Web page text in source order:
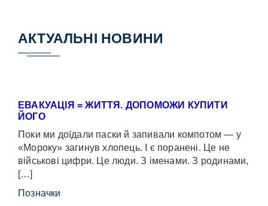
АКТУАЛЬНІ НОВИНИ
ЕВАКУАЦІЯ = ЖИТТЯ. ДОПОМОЖИ КУПИТИ
ЙОГО
Поки ми доїдали паски й запивали компотом — у
«Мороку» загинув хлопець. І є поранені. Це не
військові цифри. Це люди. З іменами. З родинами,
[…]
Позначки